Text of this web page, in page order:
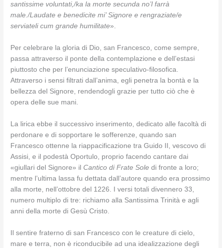
santissime voluntati,/ka la morte secunda no’l farrà
male./Laudate e benedicite mi’ Signore e rengraziate/e
serviateli cum grande humilitate».
Per celebrare la gloria di Dio, san Francesco, come sempre,
passa attraverso il ponte della contemplazione e dell’estasi
piuttosto che per l’enunciazione speculativo-filosofica.
Attraverso i sensi filtrati dall’anima, egli penetra la bontà e la
bellezza del Signore, rendendogli grazie per tutto ciò che è
opera delle sue mani.
La lirica ebbe il successivo inserimento, dedicato alle facoltà di
perdonare e di sopportare le sofferenze, quando san
Francesco ottenne la riappacificazione tra Guido II, vescovo di
Assisi, e il podestà Oportulo, proprio facendo cantare dai
«giullari del Signore» il Cantico di Frate Sole di fronte a loro;
mentre l’ultima lassa fu dettata dall’autore quando era prossimo
alla morte, nell’ottobre del 1226. I versi totali divennero 33,
numero multiplo di tre: richiamo alla Santissima Trinità e agli
anni della morte di Gesù Cristo.
Il sentire fraterno di san Francesco con le creature di cielo,
mare e terra, non è riconducibile ad una idealizzazione degli